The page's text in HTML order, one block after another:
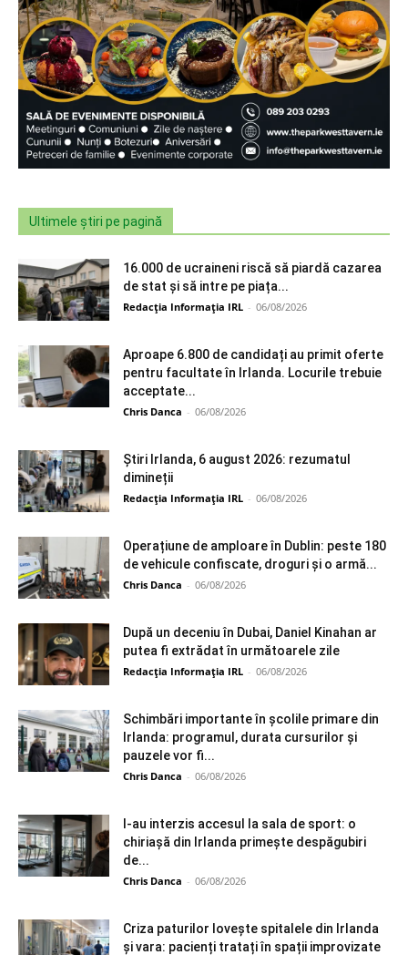
Ultimele știri pe pagină
16.000 de ucraineni riscă să piardă cazarea
de stat și să intre pe piața...
Redacția Informația IRL - 06/08/2026
Aproape 6.800 de candidați au primit oferte
pentru facultate în Irlanda. Locurile trebuie
acceptate...
Chris Danca - 06/08/2026
Știri Irlanda, 6 august 2026: rezumatul
dimineții
Redacția Informația IRL - 06/08/2026
Operațiune de amploare în Dublin: peste 180
de vehicule confiscate, droguri și o armă...
Chris Danca - 06/08/2026
După un deceniu în Dubai, Daniel Kinahan ar
putea fi extrădat în următoarele zile
Redacția Informația IRL - 06/08/2026
Schimbări importante în școlile primare din
Irlanda: programul, durata cursurilor și
pauzele vor fi...
Chris Danca - 06/08/2026
I-au interzis accesul la sala de sport: o
chiriașă din Irlanda primește despăgubiri
de...
Chris Danca - 06/08/2026
Criza paturilor lovește spitalele din Irlanda
și vara: pacienți tratați în spații improvizate